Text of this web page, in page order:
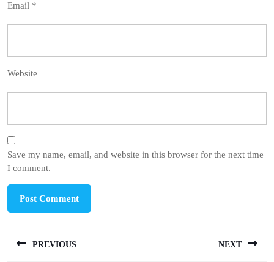
Email *
Website
Save my name, email, and website in this browser for the next time
I comment.
navigation
PREVIOUS NEXT